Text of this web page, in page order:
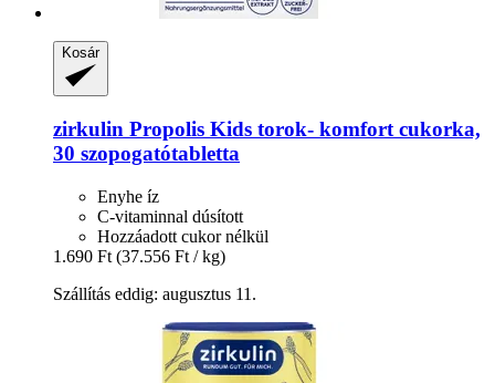
Kosár
zirkulin Propolis Kids torok-​ komfort cukorka,
30 szopogatótabletta
Enyhe íz
C-vitaminnal dúsított
Hozzáadott cukor nélkül
1.690 Ft (37.556 Ft / kg)
Szállítás eddig: augusztus 11.